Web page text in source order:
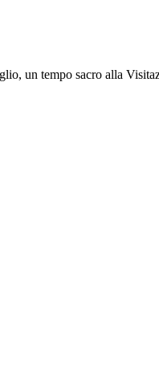
un tempo sacro alla